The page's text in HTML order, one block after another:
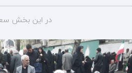
در این بخش
تکواندو